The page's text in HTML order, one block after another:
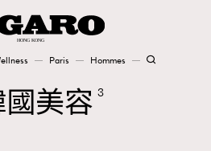
Paris Hommes
美容 3